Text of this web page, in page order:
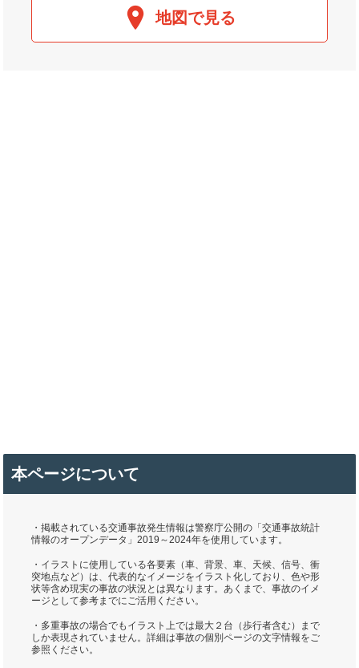
地図で見る
本ページについて
・掲載されている交通事故発生情報は警察庁公開の「交通事故統計
情報のオープンデータ」2019～2024年を使用しています。
・イラストに使用している各要素（車、背景、車、天候、信号、衝
突地点など）は、代表的なイメージをイラスト化しており、色や形
状等含め現実の事故の状況とは異なります。あくまで、事故のイメ
ージとして参考までにご活用ください。
・多重事故の場合でもイラスト上では最大２台（歩行者含む）まで
しか表現されていません。詳細は事故の個別ページの文字情報をご
参照ください。